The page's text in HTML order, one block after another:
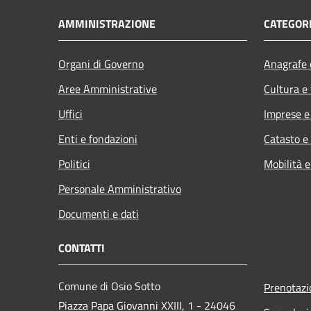
AMMINISTRAZIONE
Organi di Governo
Aree Amministrative
Uffici
Enti e fondazioni
Politici
Personale Amministrativo
Documenti e dati
Cultura
Imprese
Catasto
Mobilità
CONTATTI
Comune di Osio Sotto
Piazza Papa Giovanni XXIII, 1 - 24046